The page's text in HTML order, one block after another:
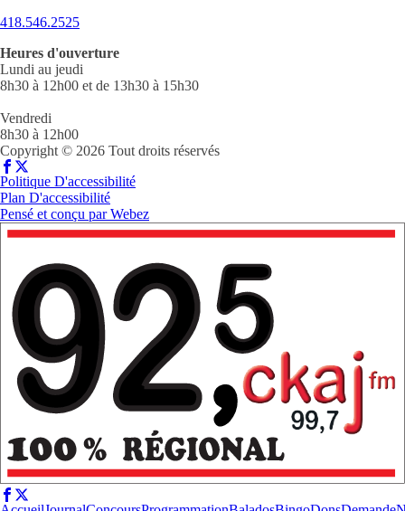
418.546.2525
Heures d'ouverture
Lundi au jeudi
8h30 à 12h00 et de 13h30 à 15h30
Vendredi
8h30 à 12h00
Copyright © 2026 Tout droits réservés
Politique D'accessibilité
Plan D'accessibilité
Pensé et conçu parWebez